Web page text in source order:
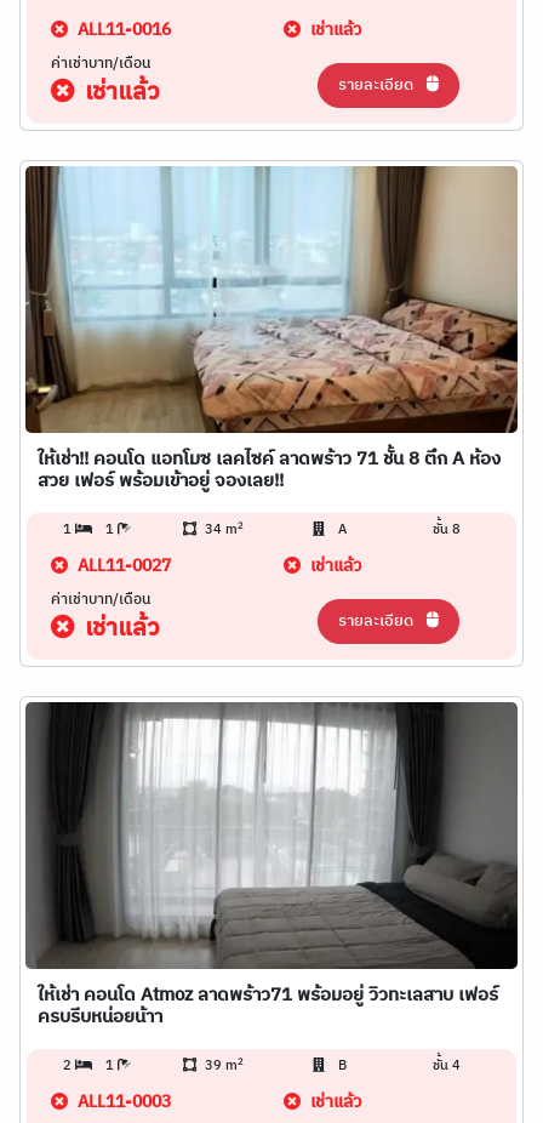
ALL11-0016 เช่าแล้ว
ค่าเช่าบาท/เดือน
เช่าแล้ว รายละเอียด
ให้เช่า!! คอนโด แอทโมซ เลคไซค์ ลาดพร้าว 71 ชั้น 8 ตึก A ห้อง
สวย เฟอร์ พร้อมเข้าอยู่ จองเลย!!
1 1 34 m2 A ชั้น 8
ALL11-0027 เช่าแล้ว
ค่าเช่าบาท/เดือน
เช่าแล้ว รายละเอียด
ให้เช่า คอนโด Atmoz ลาดพร้าว71 พร้อมอยู่ วิวทะเลสาบ เฟอร์
ครบรีบหน่อยน้าา
2 1 39 m2 B ชั้น 4
ALL11-0003 เช่าแล้ว